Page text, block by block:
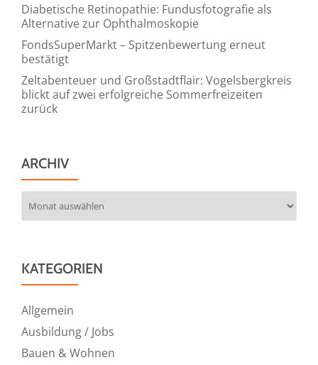
Diabetische Retinopathie: Fundusfotografie als
Alternative zur Ophthalmoskopie
FondsSuperMarkt – Spitzenbewertung erneut
bestätigt
Zeltabenteuer und Großstadtflair: Vogelsbergkreis
blickt auf zwei erfolgreiche Sommerfreizeiten
zurück
ARCHIV
KATEGORIEN
Allgemein
Ausbildung / Jobs
Bauen & Wohnen